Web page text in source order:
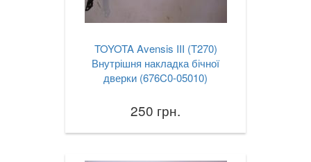
TOYOTA Avensis III (T270)
Внутрішня накладка бічної
дверки (676C0-05010)
250 грн.